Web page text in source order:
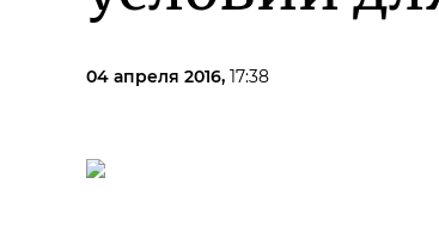
04 апреля 2016, 17:38